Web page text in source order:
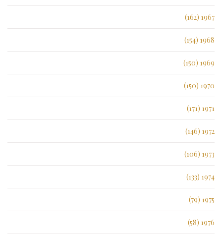
1967 (162)
1968 (154)
1969 (150)
1970 (150)
1971 (171)
1972 (146)
1973 (106)
1974 (133)
1975 (79)
1976 (58)